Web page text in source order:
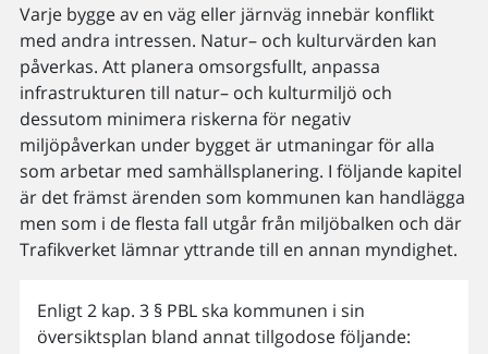
Varje bygge av en väg eller järnväg innebär konflikt
med andra intressen. Natur– och kulturvärden kan
påverkas. Att planera omsorgsfullt, anpassa
infrastrukturen till natur– och kulturmiljö och
dessutom minimera riskerna för negativ
miljöpåverkan under bygget är utmaningar för alla
som arbetar med samhällsplanering. I följande kapitel
är det främst ärenden som kommunen kan handlägga
men som i de flesta fall utgår från miljöbalken och där
Trafikverket lämnar yttrande till en annan myndighet.
Enligt 2 kap. 3 § PBL ska kommunen i sin
översiktsplan bland annat tillgodose följande: